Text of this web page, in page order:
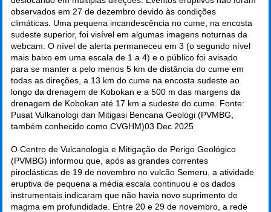
observados em 27 de dezembro devido às condições
climáticas. Uma pequena incandescência no cume, na encosta
sudeste superior, foi visível em algumas imagens noturnas da
webcam. O nível de alerta permaneceu em 3 (o segundo nível
mais baixo em uma escala de 1 a 4) e o público foi avisado
para se manter a pelo menos 5 km de distância do cume em
todas as direções, a 13 km do cume na encosta sudeste ao
longo da drenagem de Kobokan e a 500 m das margens da
drenagem de Kobokan até 17 km a sudeste do cume. Fonte:
Pusat Vulkanologi dan Mitigasi Bencana Geologi (PVMBG,
também conhecido como CVGHM)03 Dec 2025
O Centro de Vulcanologia e Mitigação de Perigo Geológico
(PVMBG) informou que, após as grandes correntes
piroclásticas de 19 de novembro no vulcão Semeru, a atividade
eruptiva de pequena a média escala continuou e os dados
instrumentais indicaram que não havia novo suprimento de
magma em profundidade. Entre 20 e 29 de novembro, a rede